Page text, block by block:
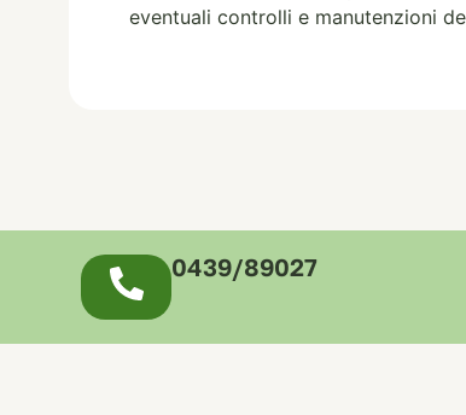
eventuali controlli e manutenzioni
0439/89027